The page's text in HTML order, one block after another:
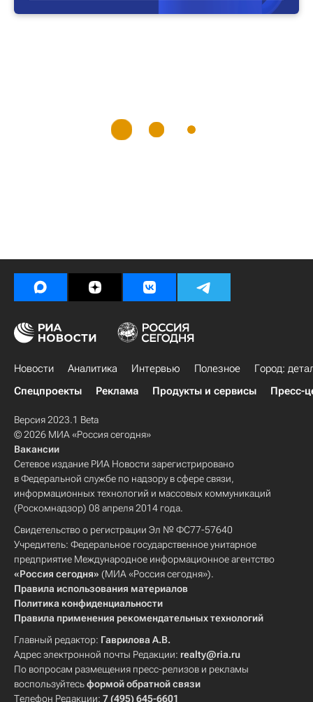
Новости Аналитика Интервью Полезное
Город:
Спецпроекты
Реклама Продукты и сервисы Пресс-
Версия 2023.1 Beta
© 2026 МИА «Россия сегодня»
Вакансии
Сетевое издание РИА Новости зарегистрировано
в Федеральной службе по надзору в сфере связи,
информационных технологий и массовых коммуникаций
(Роскомнадзор) 08 апреля 2014 года.
Свидетельство о регистрации Эл № ФС77-57640
Учредитель: Федеральное государственное унитарное
предприятие Международное информационное агентство
«Россия сегодня» (МИА «Россия сегодня»).
Правила использования материалов
Политика конфиденциальности
Правила применения рекомендательных технологий
Главный редактор: Гаврилова А.В.
Адрес электронной почты Редакции: realty@ria.ru
По вопросам размещения пресс-релизов и рекламы
воспользуйтесьформой обратной связи
Телефон Редакции: 7 (495) 645-6601